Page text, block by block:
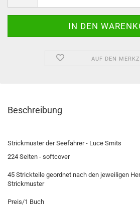
AUF DEN
Beschreibung
Strickmuster der Seefahrer - Luce Smits
224 Seiten - softcover
45 Strickteile geordnet nach den jeweiligen
Strickmuster
Preis/1 Buch